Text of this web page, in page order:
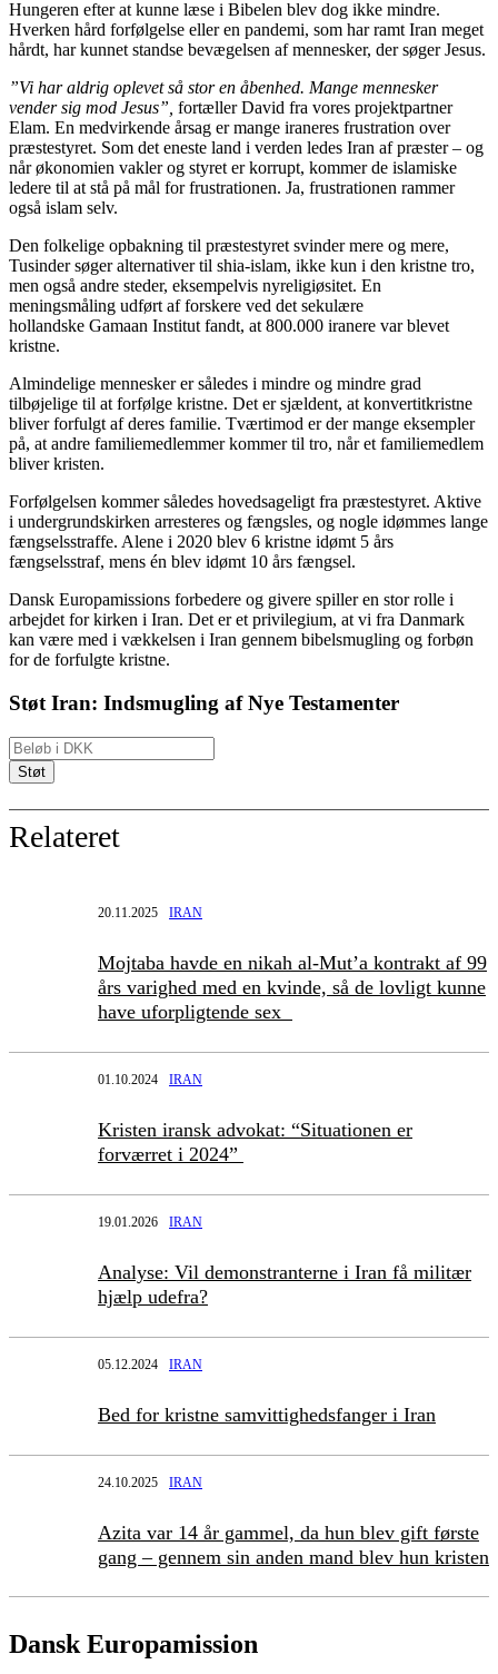
Hungeren efter at kunne læse i Bibelen blev dog ikke mindre.
Hverken hård forfølgelse eller en pandemi, som har ramt Iran meget
hårdt, har kunnet standse bevægelsen af mennesker, der søger Jesus.
”Vi har aldrig oplevet så stor en åbenhed. Mange mennesker
vender sig mod Jesus”, fortæller David fra vores projektpartner
Elam. En medvirkende årsag er mange iraneres frustration over
præstestyret. Som det eneste land i verden ledes Iran af præster – og
når økonomien vakler og styret er korrupt, kommer de islamiske
ledere til at stå på mål for frustrationen. Ja, frustrationen rammer
også islam selv.
Den folkelige opbakning til præstestyret svinder mere og mere,
Tusinder søger alternativer til shia-islam, ikke kun i den kristne tro,
men også andre steder, eksempelvis nyreligiøsitet. En
meningsmåling udført af forskere ved det sekulære
hollandske Gamaan Institut fandt, at 800.000 iranere var blevet
kristne.
Almindelige mennesker er således i mindre og mindre grad
tilbøjelige til at forfølge kristne. Det er sjældent, at konvertitkristne
bliver forfulgt af deres familie. Tværtimod er der mange eksempler
på, at andre familiemedlemmer kommer til tro, når et familiemedlem
bliver kristen.
Forfølgelsen kommer således hovedsageligt fra præstestyret. Aktive
i undergrundskirken arresteres og fængsles, og nogle idømmes lange
fængselsstraffe. Alene i 2020 blev 6 kristne idømt 5 års
fængselsstraf, mens én blev idømt 10 års fængsel.
Dansk Europamissions forbedere og givere spiller en stor rolle i
arbejdet for kirken i Iran. Det er et privilegium, at vi fra Danmark
kan være med i vækkelsen i Iran gennem bibelsmugling og forbøn
for de forfulgte kristne.
Støt Iran: Indsmugling af Nye Testamenter
Relateret
20.11.2025 IRAN
Mojtaba havde en nikah al-Mut’a kontrakt af 99
års varighed med en kvinde, så de lovligt kunne
have uforpligtende sex
01.10.2024 IRAN
Kristen iransk advokat: “Situationen er
forværret i 2024”
19.01.2026 IRAN
Analyse: Vil demonstranterne i Iran få militær
hjælp udefra?
05.12.2024 IRAN
Bed for kristne samvittighedsfanger i Iran
24.10.2025 IRAN
Azita var 14 år gammel, da hun blev gift første
gang – gennem sin anden mand blev hun kristen
Dansk Europamission